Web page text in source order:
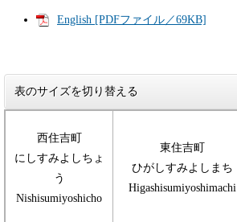
English [PDFファイル／69KB]
表のサイズを切り替える
西住吉町
にしすみよしちょ
う
Nishisumiyoshicho
東住吉町
ひがしすみよしまち
Higashisumiyoshimachi